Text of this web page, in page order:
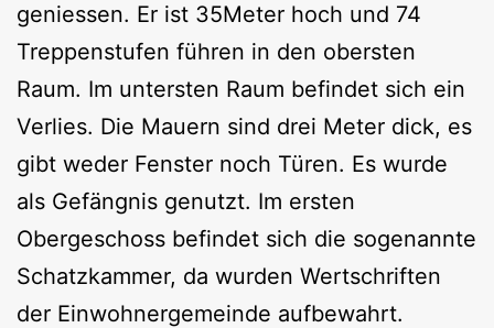
geniessen. Er ist 35Meter hoch und 74
Treppenstufen führen in den obersten
Raum. Im untersten Raum befindet sich ein
Verlies. Die Mauern sind drei Meter dick, es
gibt weder Fenster noch Türen. Es wurde
als Gefängnis genutzt. Im ersten
Obergeschoss befindet sich die sogenannte
Schatzkammer, da wurden Wertschriften
der Einwohnergemeinde aufbewahrt.